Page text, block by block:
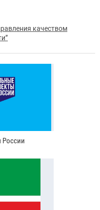
качеством
России